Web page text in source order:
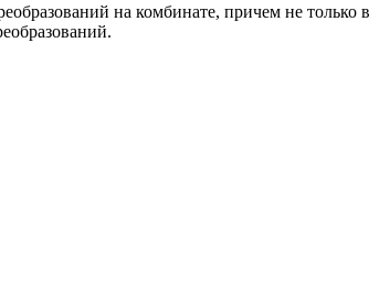
на комбинате, причем не только в